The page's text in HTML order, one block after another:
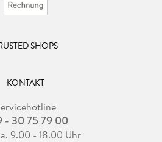
SHOPS
KONTAKT
- 30 75 79 00
9.00 - 18.00 Uhr